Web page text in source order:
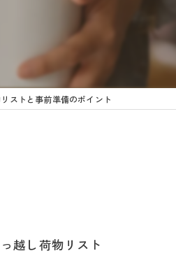
ストと事前準備のポイント
越し荷物リスト